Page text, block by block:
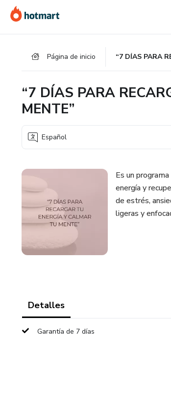
contenido
la
pie
Página de inicio
“7 DÍAS PARA
MENTE”
Español
Es un
energía y
de estrés,
ligeras y
Detalles
Garantía de 7 días